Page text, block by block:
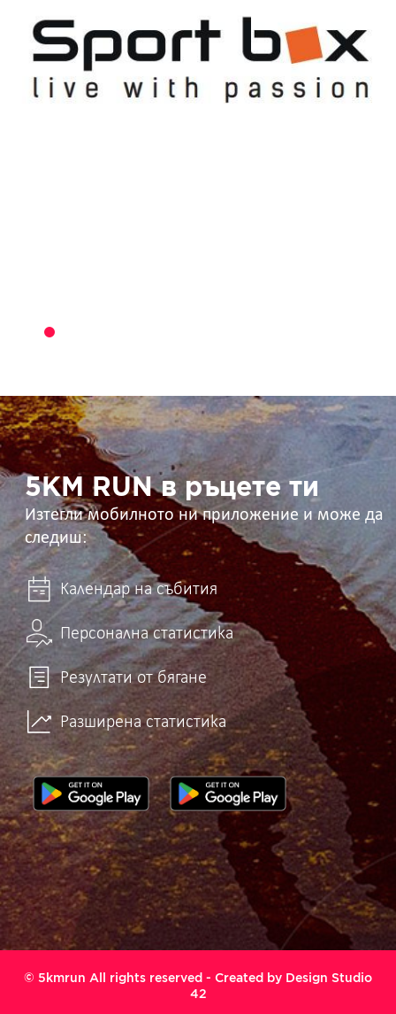
5KM
RUN
в
ръцете
ти 5KM RUN в ръцете ти
Изтегли мобилното ни приложение и може да
следиш:
Календар на събития
Персонална статистика
Резултати от бягане
Разширена статистика
© 5kmrun All rights reserved - Created by Design Studio
42